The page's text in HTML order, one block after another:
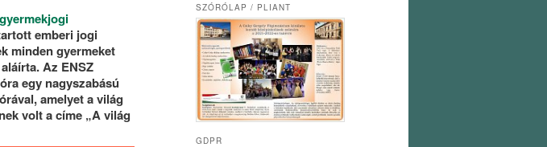
emberi jogi
minden gyermeket
Az ENSZ
egy nagyszabású
amelyet a világ
volt a címe „A világ
SZÓRÓLAP / PLIANT
GDPR